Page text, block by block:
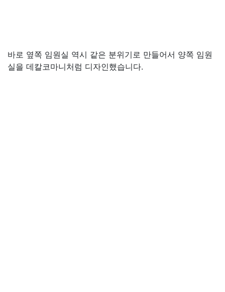
바로 옆쪽 임원실 역시 같은 분위기로 만들어서 양쪽 임원
실을 데칼코마니처럼 디자인했습니다.